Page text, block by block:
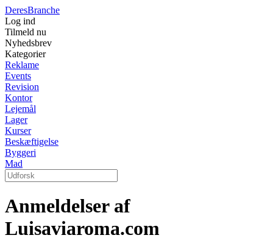
DeresBranche
Log ind
Tilmeld nu
Nyhedsbrev
Kategorier
Reklame
Events
Revision
Kontor
Lejemål
Lager
Kurser
Beskæftigelse
Byggeri
Mad
Anmeldelser af
Luisaviaroma.com